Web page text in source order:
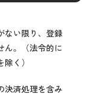
ない限り、登録
ん。（法令的に
く）
決済処理を含み